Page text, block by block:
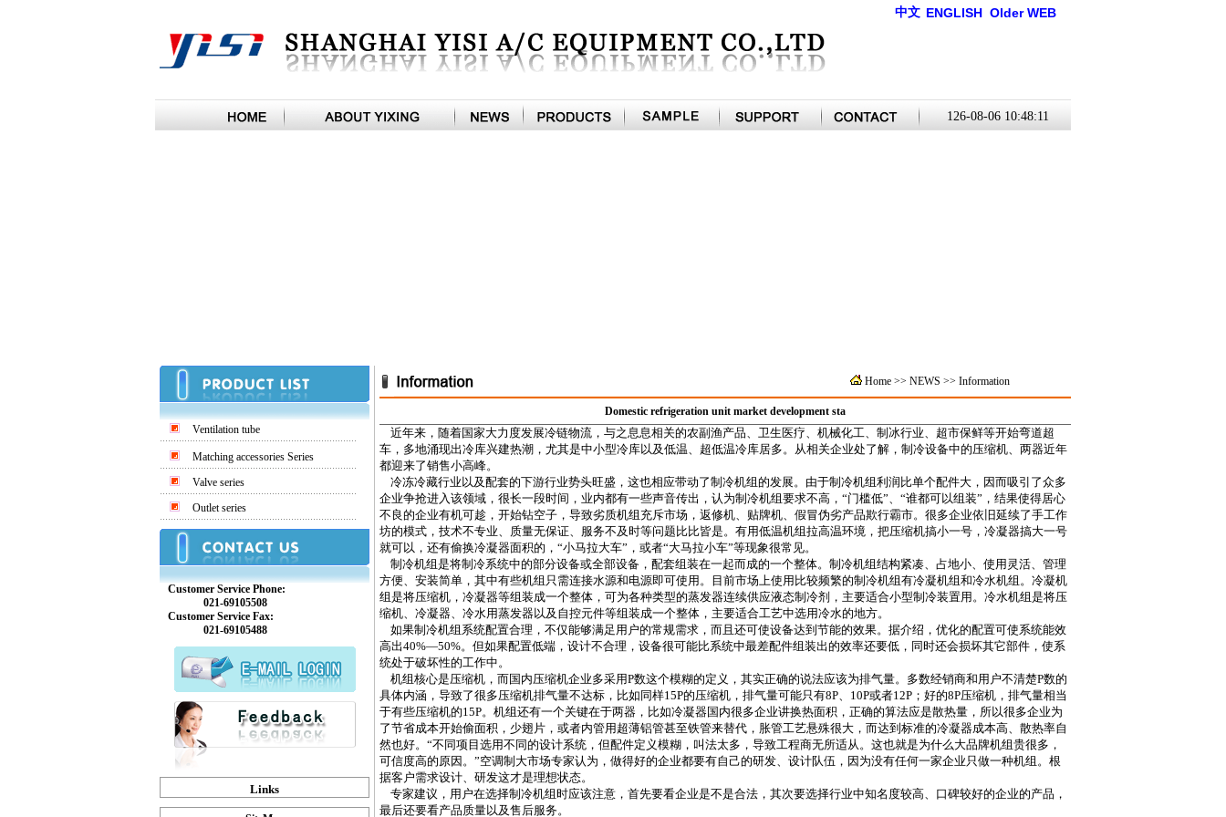
中文 ENGLISH Older WEB
126-08-06 10:48:11
Ventilation tube
Matching accessories Series
Valve series
Outlet series
Customer Service Phone:
021-69105508
Customer Service Fax:
021-69105488
Links
Home >> NEWS >> Information
Domestic refrigeration unit market development sta
近年来，随着国家大力度发展冷链物流，与之息息相关的农副渔产品、卫生医疗、机械化工、制冰行业、超市保鲜等开始弯道超
车，多地涌现出冷库兴建热潮，尤其是中小型冷库以及低温、超低温冷库居多。从相关企业处了解，制冷设备中的压缩机、两器近年
都迎来了销售小高峰。
冷冻冷藏行业以及配套的下游行业势头旺盛，这也相应带动了制冷机组的发展。由于制冷机组利润比单个配件大，因而吸引了众多
企业争抢进入该领域，很长一段时间，业内都有一些声音传出，认为制冷机组要求不高，“门槛低”、“谁都可以组装”，结果使得居心
不良的企业有机可趁，开始钻空子，导致劣质机组充斥市场，返修机、贴牌机、假冒伪劣产品欺行霸市。很多企业依旧延续了手工作
坊的模式，技术不专业、质量无保证、服务不及时等问题比比皆是。有用低温机组拉高温环境，把压缩机搞小一号，冷凝器搞大一号
就可以，还有偷换冷凝器面积的，“小马拉大车”，或者“大马拉小车”等现象很常见。
制冷机组是将制冷系统中的部分设备或全部设备，配套组装在一起而成的一个整体。制冷机组结构紧凑、占地小、使用灵活、管理
方便、安装简单，其中有些机组只需连接水源和电源即可使用。目前市场上使用比较频繁的制冷机组有冷凝机组和冷水机组。冷凝机
组是将压缩机，冷凝器等组装成一个整体，可为各种类型的蒸发器连续供应液态制冷剂，主要适合小型制冷装置用。冷水机组是将压
缩机、冷凝器、冷水用蒸发器以及自控元件等组装成一个整体，主要适合工艺中选用冷水的地方。
如果制冷机组系统配置合理，不仅能够满足用户的常规需求，而且还可使设备达到节能的效果。据介绍，优化的配置可使系统能效
高出40%—50%。但如果配置低端，设计不合理，设备很可能比系统中最差配件组装出的效率还要低，同时还会损坏其它部件，使系
统处于破坏性的工作中。
机组核心是压缩机，而国内压缩机企业多采用P数这个模糊的定义，其实正确的说法应该为排气量。多数经销商和用户不清楚P数的
具体内涵，导致了很多压缩机排气量不达标，比如同样15P的压缩机，排气量可能只有8P、10P或者12P；好的8P压缩机，排气量相当
于有些压缩机的15P。机组还有一个关键在于两器，比如冷凝器国内很多企业讲换热面积，正确的算法应是散热量，所以很多企业为
了节省成本开始偷面积，少翅片，或者内管用超薄铝管甚至铁管来替代，胀管工艺悬殊很大，而达到标准的冷凝器成本高、散热率自
然也好。“不同项目选用不同的设计系统，但配件定义模糊，叫法太多，导致工程商无所适从。这也就是为什么大品牌机组贵很多，
可信度高的原因。”空调制大市场专家认为，做得好的企业都要有自己的研发、设计队伍，因为没有任何一家企业只做一种机组。根
据客户需求设计、研发这才是理想状态。
专家建议，用户在选择制冷机组时应该注意，首先要看企业是不是合法，其次要选择行业中知名度较高、口碑较好的企业的产品，
最后还要看产品质量以及售后服务。